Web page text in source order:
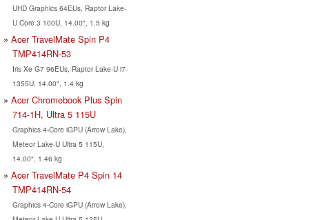
UHD Graphics 64EUs, Raptor Lake-
U Core 3 100U, 14.00", 1.5 kg
Acer TravelMate Spin P4
TMP414RN-53
Iris Xe G7 96EUs, Raptor Lake-U i7-
1355U, 14.00", 1.4 kg
Acer Chromebook Plus Spin
714-1H, Ultra 5 115U
Graphics 4-Core iGPU (Arrow Lake),
Meteor Lake-U Ultra 5 115U,
14.00", 1.46 kg
Acer TravelMate P4 Spin 14
TMP414RN-54
Graphics 4-Core iGPU (Arrow Lake),